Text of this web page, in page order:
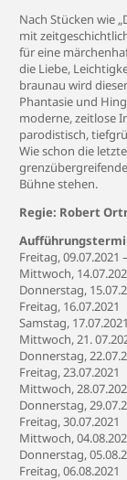
Nach Stücken wie
mit
für eine
die Liebe,
braunau wird
Phantasie und
moderne, zeitlose
parodistisch,
Wie schon die
Bühne stehen.
Regie: Robert
Freitag, 09.07.2021
Mittwoch,
Donnerstag,
Freitag, 16.07.2021
Samstag, 17.07.2021
Mittwoch, 21.
Donnerstag,
Freitag, 23.07.2021
Mittwoch,
Donnerstag,
Freitag, 30.07.2021
Mittwoch,
Donnerstag,
Freitag, 06.08.2021